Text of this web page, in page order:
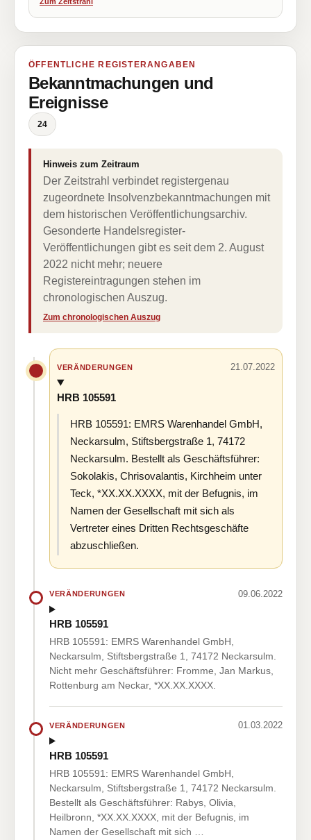
ÖFFENTLICHE REGISTERANGABEN
Bekanntmachungen und
Ereignisse
24
Hinweis zum Zeitraum
Der Zeitstrahl verbindet registergenau
zugeordnete Insolvenzbekanntmachungen mit
dem historischen Veröffentlichungsarchiv.
Gesonderte Handelsregister-
Veröffentlichungen gibt es seit dem 2. August
2022 nicht mehr; neuere
Registereintragungen stehen im
chronologischen Auszug.
Zum chronologischen Auszug
VERÄNDERUNGEN 21.07.2022
HRB 105591
HRB 105591: EMRS Warenhandel GmbH,
Neckarsulm, Stiftsbergstraße 1, 74172
Neckarsulm. Bestellt als Geschäftsführer:
Sokolakis, Chrisovalantis, Kirchheim unter
Teck, *XX.XX.XXXX, mit der Befugnis, im
Namen der Gesellschaft mit sich als
Vertreter eines Dritten Rechtsgeschäfte
abzuschließen.
VERÄNDERUNGEN 09.06.2022
HRB 105591
HRB 105591: EMRS Warenhandel GmbH,
Neckarsulm, Stiftsbergstraße 1, 74172 Neckarsulm.
Nicht mehr Geschäftsführer: Fromme, Jan Markus,
Rottenburg am Neckar, *XX.XX.XXXX.
VERÄNDERUNGEN 01.03.2022
HRB 105591
HRB 105591: EMRS Warenhandel GmbH,
Neckarsulm, Stiftsbergstraße 1, 74172 Neckarsulm.
Bestellt als Geschäftsführer: Rabys, Olivia,
Heilbronn, *XX.XX.XXXX, mit der Befugnis, im
Namen der Gesellschaft mit sich …